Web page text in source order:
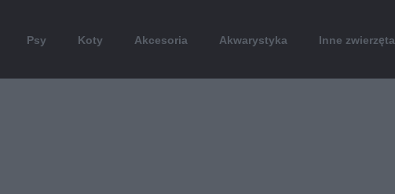
Psy Koty Akcesoria Akwarystyka Inne zwierzęta